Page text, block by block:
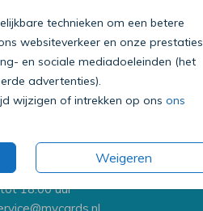
technieken om een betere
websiteverkeer en onze prestaties
en sociale mediadoeleinden (het
advertenties).
wijzigen of intrekken op ons ons
Weigeren
18:00 uur